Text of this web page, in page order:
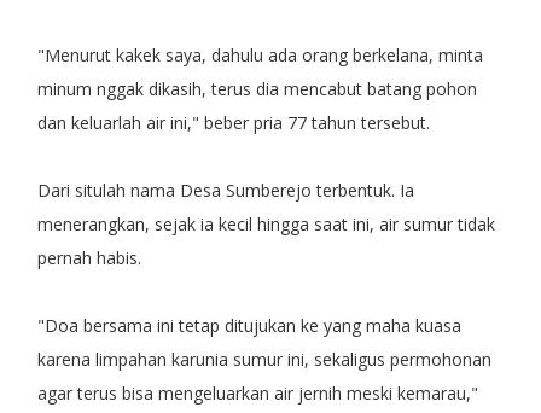
"Menurut kakek saya, dahulu ada orang berkelana, minta
minum nggak dikasih, terus dia mencabut batang pohon
dan keluarlah air ini," beber pria 77 tahun tersebut.
Dari situlah nama Desa Sumberejo terbentuk. Ia
menerangkan, sejak ia kecil hingga saat ini, air sumur tidak
pernah habis.
"Doa bersama ini tetap ditujukan ke yang maha kuasa
karena limpahan karunia sumur ini, sekaligus permohonan
agar terus bisa mengeluarkan air jernih meski kemarau,"